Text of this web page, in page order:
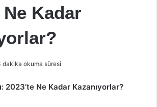
Ne Kadar
dakika okuma süresi
2023’te Ne Kadar Kazanıyorlar?